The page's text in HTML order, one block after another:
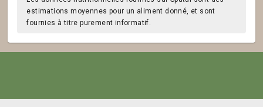
estimations moyennes pour un aliment donné, et sont
fournies à titre purement informatif.